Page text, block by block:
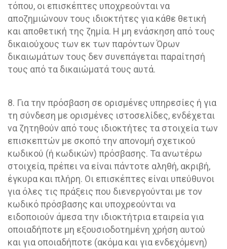
τόπου, οι επισκέπτες υποχρεούνται να
αποζημιώνουν τους ιδιοκτήτες για κάθε θετική
και αποθετική της ζημία. Η μη ενάσκηση από τους
δικαιούχους των εκ των παρόντων Όρων
δικαιωμάτων τους δεν συνεπάγεται παραίτησή
τους από τα δικαιώματά τους αυτά.
8. Για την πρόσβαση σε ορισμένες υπηρεσίες ή για
τη σύνδεση με ορισμένες ιστοσελίδες, ενδέχεται
να ζητηθούν από τους ιδιοκτήτες τα στοιχεία των
επισκεπτών με σκοπό την απονομή σχετικού
κωδικού (ή κωδικών) πρόσβασης. Τα ανωτέρω
στοιχεία, πρέπει να είναι πάντοτε αληθή, ακριβή,
έγκυρα και πλήρη. Οι επισκέπτες είναι υπεύθυνοι
για όλες τις πράξεις που διενεργούνται με τον
κωδικό πρόσβασης και υποχρεούνται να
ειδοποιούν άμεσα την ιδιοκτήτρια εταιρεία για
οποιαδήποτε μη εξουσιοδοτημένη χρήση αυτού
και για οποιαδήποτε (ακόμα και για ενδεχόμενη)